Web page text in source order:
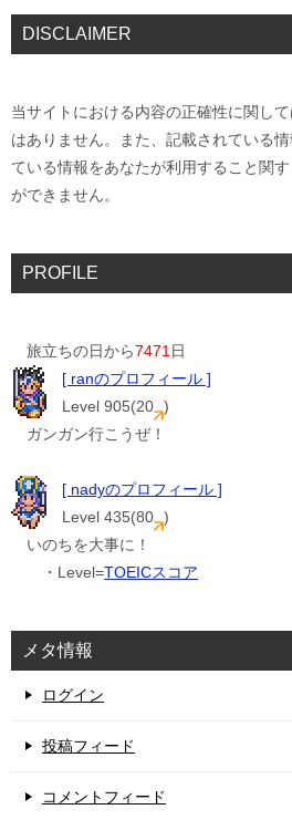
DISCLAIMER
当サイトにおける内容の正確性に関し
はありません。また、記載されている
ている情報をあなたが利用すること関
ができません。
PROFILE
旅立ちの日から7471日
[ ranのプロフィール ]
Level 905(20 )
ガンガン行こうぜ！
[ nadyのプロフィール ]
Level 435(80 )
いのちを大事に！
・Level=TOEICスコア
メタ情報
ログイン
投稿フィード
コメントフィード